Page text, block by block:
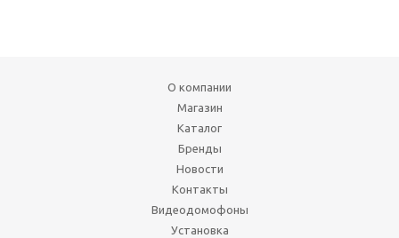
О компании
Магазин
Каталог
Бренды
Новости
Контакты
Видеодомофоны
Установка